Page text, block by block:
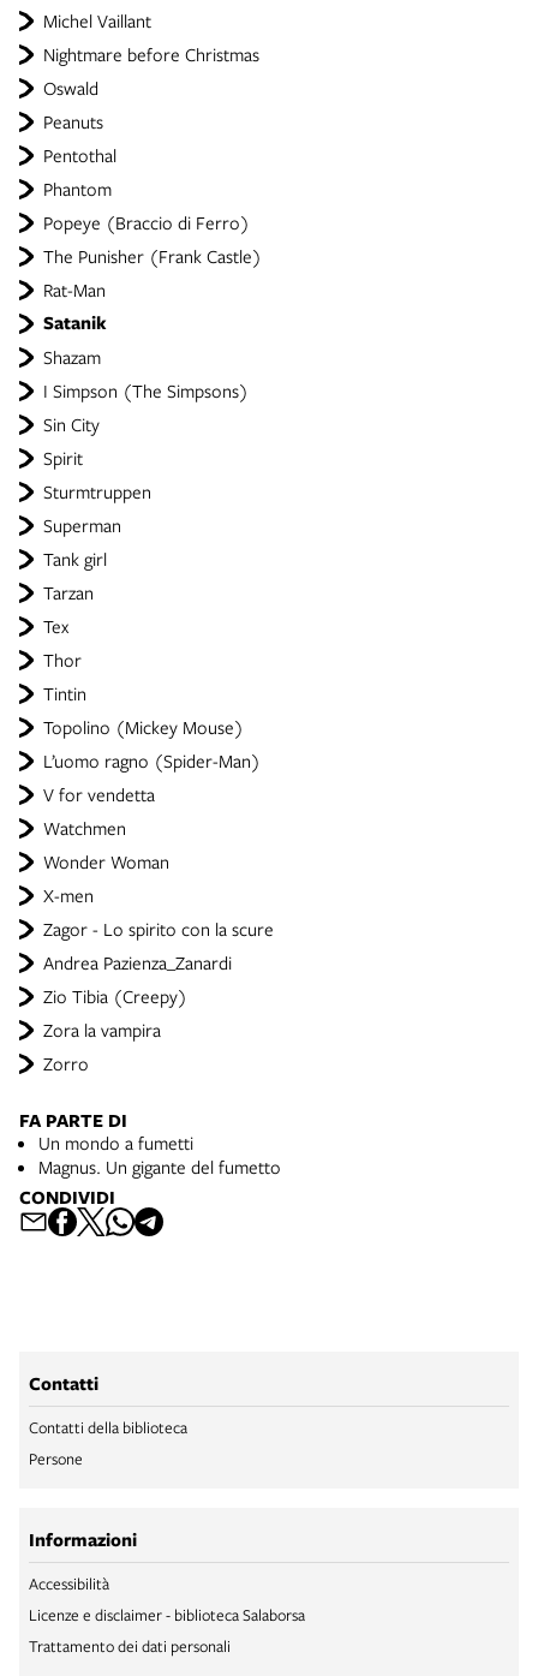
Michel Vaillant
Nightmare before Christmas
Oswald
Peanuts
Pentothal
Phantom
Popeye (Braccio di Ferro)
The Punisher (Frank Castle)
Rat-Man
Satanik
Shazam
I Simpson (The Simpsons)
Sin City
Spirit
Sturmtruppen
Superman
Tank girl
Tarzan
Tex
Thor
Tintin
Topolino (Mickey Mouse)
L’uomo ragno (Spider-Man)
V for vendetta
Watchmen
Wonder Woman
X-men
Zagor - Lo spirito con la scure
Andrea Pazienza_Zanardi
Zio Tibia (Creepy)
Zora la vampira
Zorro
FA PARTE DI
Un mondo a fumetti
Magnus. Un gigante del fumetto
CONDIVIDI
Contatti
Contatti della biblioteca
Persone
Informazioni
Accessibilità
Licenze e disclaimer - biblioteca Salaborsa
Trattamento dei dati personali